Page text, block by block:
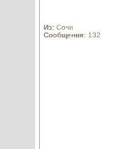
Из: Сочи
Сообщения: 132